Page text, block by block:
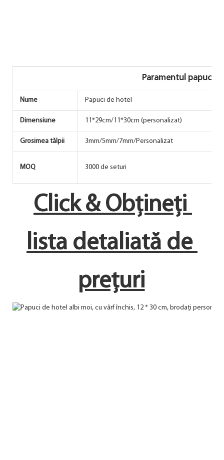
Paramentul
Nume Papuci de hotel
Dimensiune 11*29cm/11*30cm (personalizat)
Grosimea tălpii 3mm/5mm/7mm/Personalizat
MOQ 3000 de seturi
Click & Obțineți
lista detaliată de
prețuri